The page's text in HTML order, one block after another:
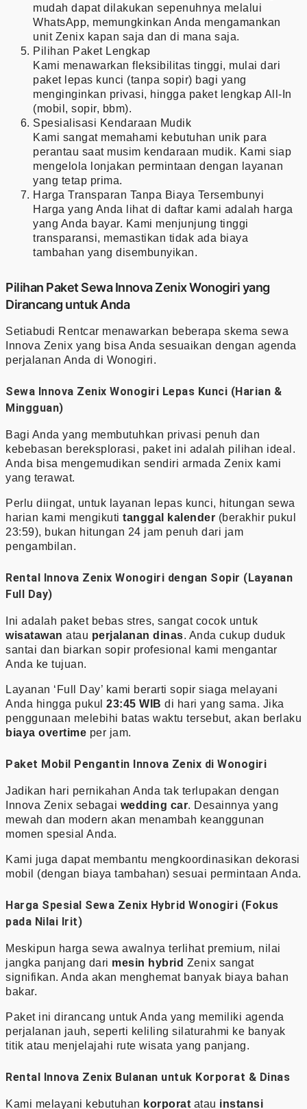
mudah dapat dilakukan sepenuhnya melalui
WhatsApp, memungkinkan Anda mengamankan
unit Zenix kapan saja dan di mana saja.
Pilihan Paket Lengkap
Kami menawarkan fleksibilitas tinggi, mulai dari
paket lepas kunci (tanpa sopir) bagi yang
menginginkan privasi, hingga paket lengkap All-In
(mobil, sopir, bbm).
Spesialisasi Kendaraan Mudik
Kami sangat memahami kebutuhan unik para
perantau saat musim kendaraan mudik. Kami siap
mengelola lonjakan permintaan dengan layanan
yang tetap prima.
Harga Transparan Tanpa Biaya Tersembunyi
Harga yang Anda lihat di daftar kami adalah harga
yang Anda bayar. Kami menjunjung tinggi
transparansi, memastikan tidak ada biaya
tambahan yang disembunyikan.
Pilihan Paket Sewa Innova Zenix Wonogiri yang
Dirancang untuk Anda
Setiabudi Rentcar menawarkan beberapa skema sewa
Innova Zenix yang bisa Anda sesuaikan dengan agenda
perjalanan Anda di Wonogiri.
Sewa Innova Zenix Wonogiri Lepas Kunci (Harian &
Mingguan)
Bagi Anda yang membutuhkan privasi penuh dan
kebebasan bereksplorasi, paket ini adalah pilihan ideal.
Anda bisa mengemudikan sendiri armada Zenix kami
yang terawat.
Perlu diingat, untuk layanan lepas kunci, hitungan sewa
harian kami mengikuti tanggal kalender (berakhir pukul
23:59), bukan hitungan 24 jam penuh dari jam
pengambilan.
Rental Innova Zenix Wonogiri dengan Sopir (Layanan
Full Day)
Ini adalah paket bebas stres, sangat cocok untuk
wisatawan atau perjalanan dinas. Anda cukup duduk
santai dan biarkan sopir profesional kami mengantar
Anda ke tujuan.
Layanan ‘Full Day’ kami berarti sopir siaga melayani
Anda hingga pukul 23:45 WIB di hari yang sama. Jika
penggunaan melebihi batas waktu tersebut, akan berlaku
biaya overtime per jam.
Paket Mobil Pengantin Innova Zenix di Wonogiri
Jadikan hari pernikahan Anda tak terlupakan dengan
Innova Zenix sebagai wedding car. Desainnya yang
mewah dan modern akan menambah keanggunan
momen spesial Anda.
Kami juga dapat membantu mengkoordinasikan dekorasi
mobil (dengan biaya tambahan) sesuai permintaan Anda.
Harga Spesial Sewa Zenix Hybrid Wonogiri (Fokus
pada Nilai Irit)
Meskipun harga sewa awalnya terlihat premium, nilai
jangka panjang dari mesin hybrid Zenix sangat
signifikan. Anda akan menghemat banyak biaya bahan
bakar.
Paket ini dirancang untuk Anda yang memiliki agenda
perjalanan jauh, seperti keliling silaturahmi ke banyak
titik atau menjelajahi rute wisata yang panjang.
Rental Innova Zenix Bulanan untuk Korporat & Dinas
Kami melayani kebutuhan korporat atau instansi